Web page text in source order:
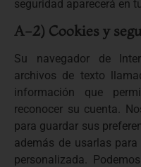
seguridad aparecerá en
A-2) Cookies y
Su navegador de
archivos de texto
información que
reconocer su cuenta.
para guardar sus
además de usarlas
personalizada.